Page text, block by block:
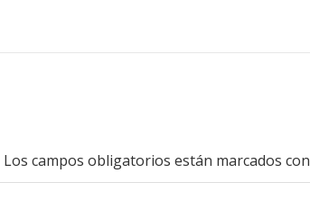
Los campos obligatorios están marcados con